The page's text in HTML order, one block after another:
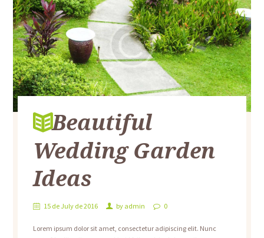
Beautiful
Wedding Garden
Ideas
15 de July de 2016 by admin 0
Lorem ipsum dolor sit amet, consectetur adipiscing elit. Nunc